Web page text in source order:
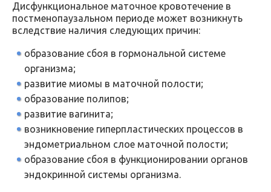
Дисфункциональное маточное кровотечение в
постменопаузальном периоде может возникнуть
вследствие наличия следующих причин:
образование сбоя в гормональной системе
организма;
развитие миомы в маточной полости;
образование полипов;
развитие вагинита;
возникновение гиперпластических процессов в
эндометриальном слое маточной полости;
образование сбоя в функционировании органов
эндокринной системы организма.